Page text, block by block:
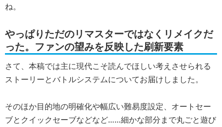
ね。
やっぱりただのリマスターではなくリメイクだ
った。ファンの望みを反映した刷新要素
さて、本稿では主に現代こそ読んでほしい考えさせられる
ストーリーとバトルシステムについてお届けしました。
そのほか目的地の明確化や幅広い難易度設定、オートセー
ブとクイックセーブなどなど……細かな部分まで丸ごと遊び